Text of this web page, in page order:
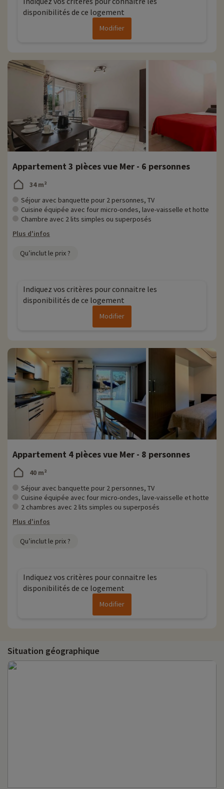
disponibilités de ce logement
Modifier
Appartement 3 pièces vue Mer - 6 personnes
34 m²
Séjour avec banquette pour 2 personnes, TV
Cuisine équipée avec four micro-ondes, lave-vaisselle et hotte
Chambre avec 2 lits simples ou superposés
Plus d'infos
Qu’inclut le prix ?
Indiquez vos critères pour connaitre les
disponibilités de ce logement
Modifier
Appartement 4 pièces vue Mer - 8 personnes
40 m²
Séjour avec banquette pour 2 personnes, TV
Cuisine équipée avec four micro-ondes, lave-vaisselle et hotte
2 chambres avec 2 lits simples ou superposés
Plus d'infos
Qu’inclut le prix ?
Indiquez vos critères pour connaitre les
disponibilités de ce logement
Modifier
Situation géographique